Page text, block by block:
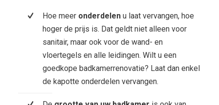
Hoe meer onderdelenu laat vervangen, hoe
hoger de prijs is. Dat geldt niet alleen voor
sanitair, maar ook voor de wand- en
vloertegels en alle leidingen. Wilt u een
goedkope badkamerrenovatie? Laat dan enkel
de kapotte onderdelen vervangen.